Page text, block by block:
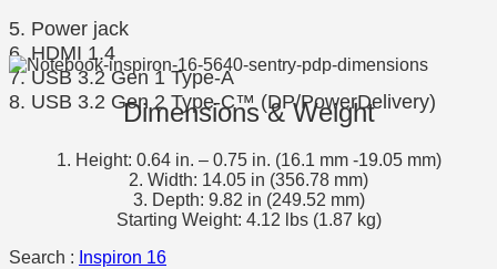
5. Power jack
6. HDMI 1.4
7. USB 3.2 Gen 1 Type-A
8. USB 3.2 Gen 2 Type-C™ (DP/PowerDelivery)
Dimensions & Weight
1. Height: 0.64 in. – 0.75 in. (16.1 mm -19.05 mm)
2. Width: 14.05 in (356.78 mm)
3. Depth: 9.82 in (249.52 mm)
Starting Weight: 4.12 lbs (1.87 kg)
Search : Inspiron 16